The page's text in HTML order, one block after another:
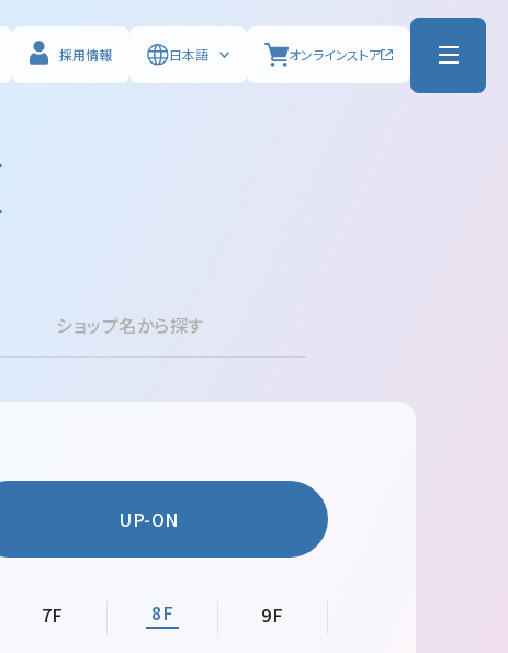
採用情報 日本語 オンラインストア
ショップ名から探す
UP-ON
7F 8F 9F